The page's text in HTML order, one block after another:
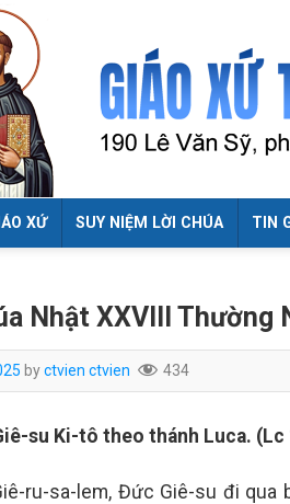
XỨ SUY NIỆM LỜI CHÚA TIN
Nhật XXVIII Thường
byctvien ctvien 434
su Ki-tô theo thánh Luca. (Lc
ru-sa-lem, Đức Giê-su đi qua